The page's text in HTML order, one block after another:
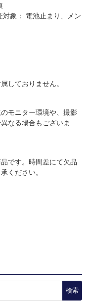
対象： 電池止まり、メン
しておりません。
モニター環境や、撮影
なる場合もございま
です。時間差にて欠品
ください。